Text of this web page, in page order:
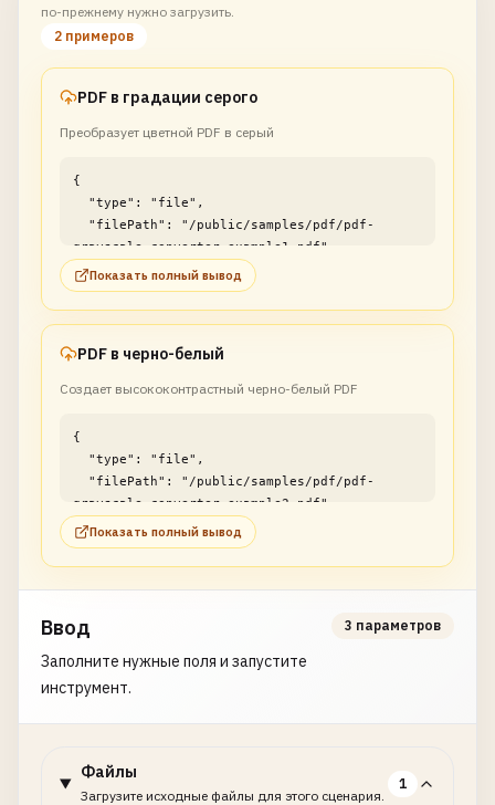
по-прежнему нужно загрузить.
2 примеров
PDF в градации серого
Преобразует цветной PDF в серый
{
grayscale-converter-example1.pdf"
}
Показать полный вывод
PDF в черно-белый
Создает высококонтрастный черно-белый PDF
{
grayscale-converter-example2.pdf"
}
Показать полный вывод
Ввод
Заполните нужные поля и запустите
инструмент.
3 параметров
Файлы
Загрузите исходные файлы для этого сценария.
1